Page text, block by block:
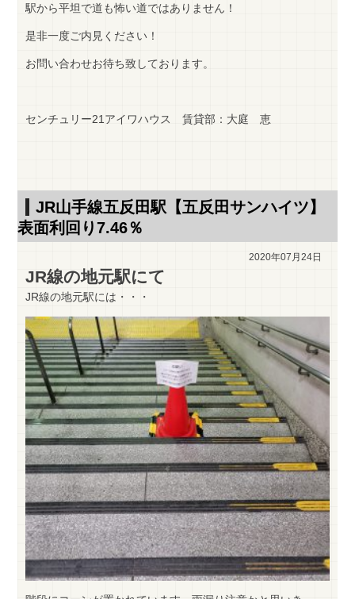
駅から平坦で道も怖い道ではありません！
是非一度ご内見ください！
お問い合わせお待ち致しております。
センチュリー21アイワハウス 賃貸部：大庭 恵
JR山手線五反田駅【五反田サンハイツ】
表面利回り7.46％
2020年07月24日
JR線の地元駅にて
JR線の地元駅には・・・